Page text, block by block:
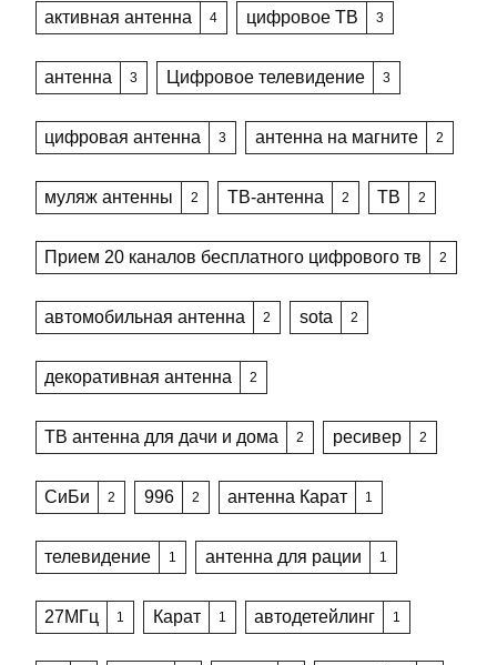
активная антенна 4 цифровое ТВ 3
антенна 3 Цифровое телевидение 3
цифровая антенна 3 антенна на магните 2
муляж антенны 2 ТВ-антенна 2 ТВ 2
Прием 20 каналов бесплатного цифрового тв 2
автомобильная антенна 2 sota 2
декоративная антенна 2
ТВ антенна для дачи и дома 2 ресивер 2
СиБи 2 996 2 антенна Карат 1
телевидение 1 антенна для рации 1
27МГц 1 Карат 1 автодетейлинг 1